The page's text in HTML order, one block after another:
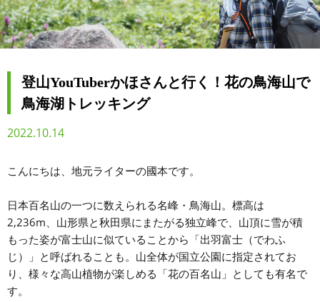
登山YouTuberかほさんと行く！花の鳥海山で
鳥海湖トレッキング
2022.10.14
こんにちは、地元ライターの國本です。
日本百名山の一つに数えられる名峰・鳥海山。標高は
2,236m、山形県と秋田県にまたがる独立峰で、山頂に雪が積
もった姿が富士山に似ていることから「出羽富士（でわふ
じ）」と呼ばれることも。山全体が国立公園に指定されてお
り、様々な高山植物が楽しめる「花の百名山」としても有名で
す。